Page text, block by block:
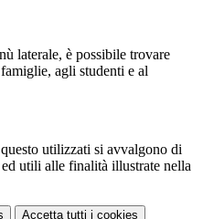
laterale, è possibile trovare
agli studenti e al
utilizzati si avvalgono di
utili alle finalità illustrate nella
Accetta tutti i cookies